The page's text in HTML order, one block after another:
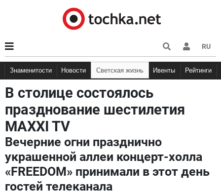
RU
Знаменитости Новости Светская жизнь Ивенты Рейтинги
В столице состоялось
празднование шестилетия
MAXXI TV
Вечерние огни празднично
украшенной аллеи концерт-холла
«FREEDOM» принимали в этот день
гостей телеканала